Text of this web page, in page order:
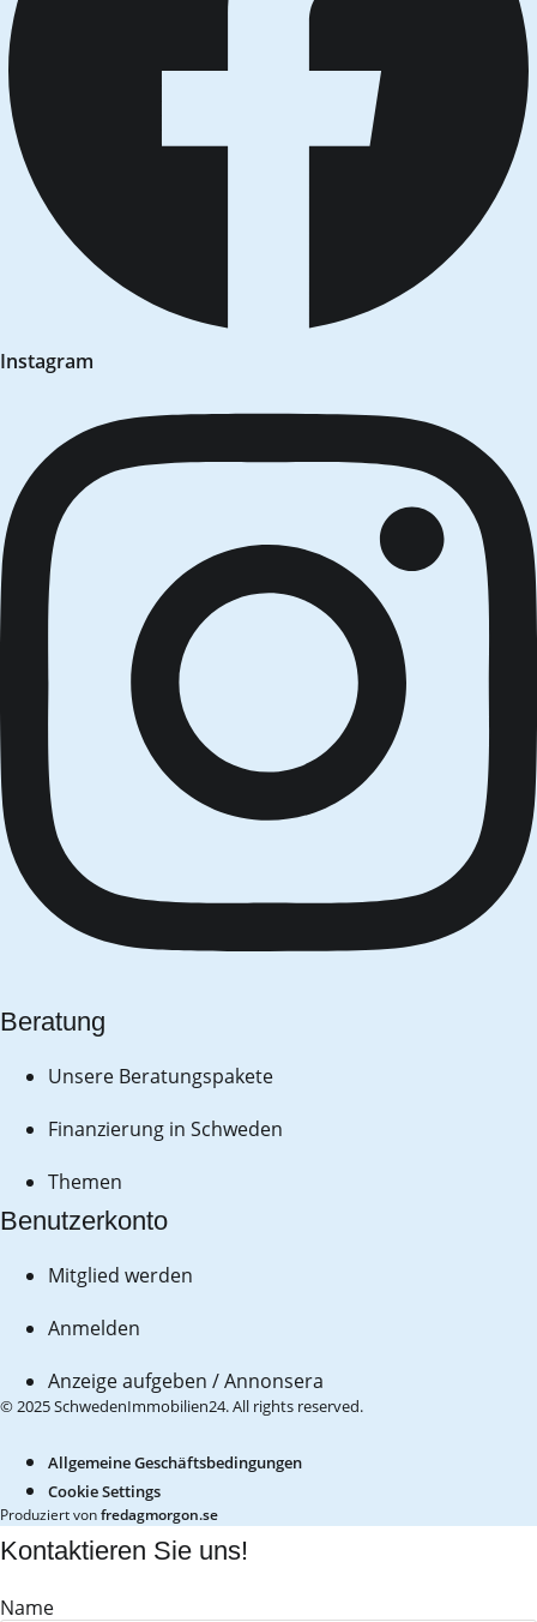
Instagram
Beratung
Unsere Beratungspakete
Finanzierung in Schweden
Themen
Benutzerkonto
Mitglied werden
Anmelden
Anzeige aufgeben / Annonsera
© 2025 SchwedenImmobilien24. All rights reserved.
Allgemeine Geschäftsbedingungen
Cookie Settings
Produziert vonfredagmorgon.se
Kontaktieren Sie uns!
Name